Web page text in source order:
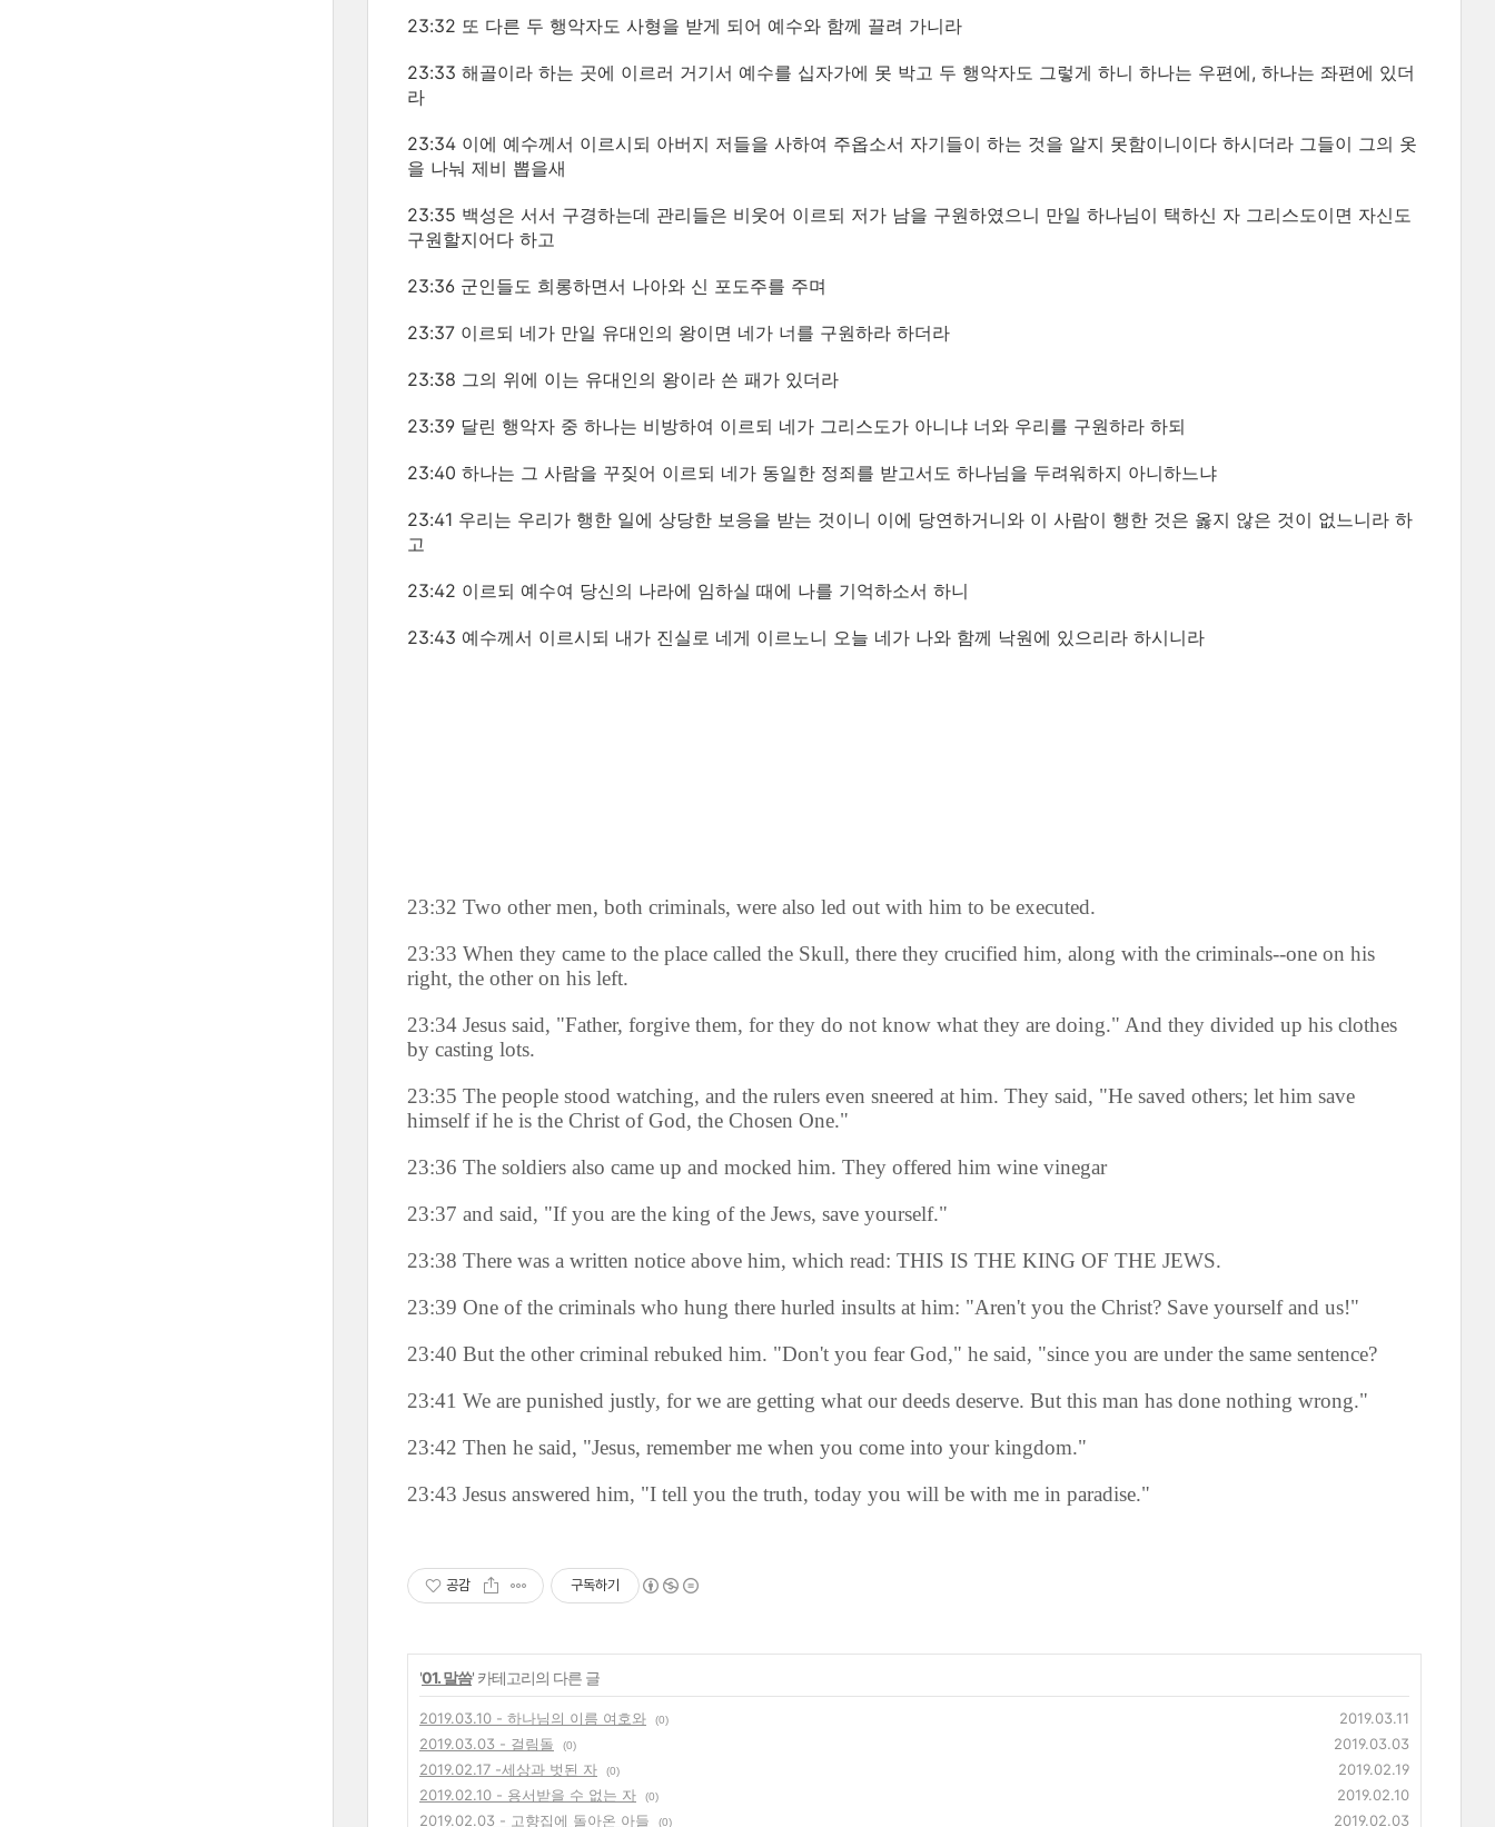
23:32 또 다른 두 행악자도 사형을 받게 되어 예수와 함께 끌려 가니라
23:33 해골이라 하는 곳에 이르러 거기서 예수를 십자가에 못 박고 두 행악자도 그렇게 하니 하나는 우편에, 하나는 좌편에 있더
라
23:34 이에 예수께서 이르시되 아버지 저들을 사하여 주옵소서 자기들이 하는 것을 알지 못함이니이다 하시더라 그들이 그의 옷
을 나눠 제비 뽑을새
23:35 백성은 서서 구경하는데 관리들은 비웃어 이르되 저가 남을 구원하였으니 만일 하나님이 택하신 자 그리스도이면 자신도
구원할지어다 하고
23:36 군인들도 희롱하면서 나아와 신 포도주를 주며
23:37 이르되 네가 만일 유대인의 왕이면 네가 너를 구원하라 하더라
23:38 그의 위에 이는 유대인의 왕이라 쓴 패가 있더라
23:39 달린 행악자 중 하나는 비방하여 이르되 네가 그리스도가 아니냐 너와 우리를 구원하라 하되
23:40 하나는 그 사람을 꾸짖어 이르되 네가 동일한 정죄를 받고서도 하나님을 두려워하지 아니하느냐
23:41 우리는 우리가 행한 일에 상당한 보응을 받는 것이니 이에 당연하거니와 이 사람이 행한 것은 옳지 않은 것이 없느니라 하
고
23:42 이르되 예수여 당신의 나라에 임하실 때에 나를 기억하소서 하니
23:43 예수께서 이르시되 내가 진실로 네게 이르노니 오늘 네가 나와 함께 낙원에 있으리라 하시니라
23:32 Two other men, both criminals, were also led out with him to be executed.
23:33 When they came to the place called the Skull, there they crucified him, along with the criminals--one on his
right, the other on his left.
23:34 Jesus said, "Father, forgive them, for they do not know what they are doing." And they divided up his clothes
by casting lots.
23:35 The people stood watching, and the rulers even sneered at him. They said, "He saved others; let him save
himself if he is the Christ of God, the Chosen One."
23:36 The soldiers also came up and mocked him. They offered him wine vinegar
23:37 and said, "If you are the king of the Jews, save yourself."
23:38 There was a written notice above him, which read: THIS IS THE KING OF THE JEWS.
23:39 One of the criminals who hung there hurled insults at him: "Aren't you the Christ? Save yourself and us!"
23:40 But the other criminal rebuked him. "Don't you fear God," he said, "since you are under the same sentence?
23:41 We are punished justly, for we are getting what our deeds deserve. But this man has done nothing wrong."
23:42 Then he said, "Jesus, remember me when you come into your kingdom."
23:43 Jesus answered him, "I tell you the truth, today you will be with me in paradise."
공감 구독하기
'01. 말씀' 카테고리의 다른 글
2019.03.10 - 하나님의 이름 여호와 (0)
2019.03.11
2019.03.03 - 걸림돌
(0)
2019.03.03
2019.02.17 -세상과 벗된 자
(0)
2019.02.19
2019.02.10 - 용서받을 수 없는 자
(0)
2019.02.10
2019.02.03 - 고향집에 돌아온 아들
(0) 2019.02.03